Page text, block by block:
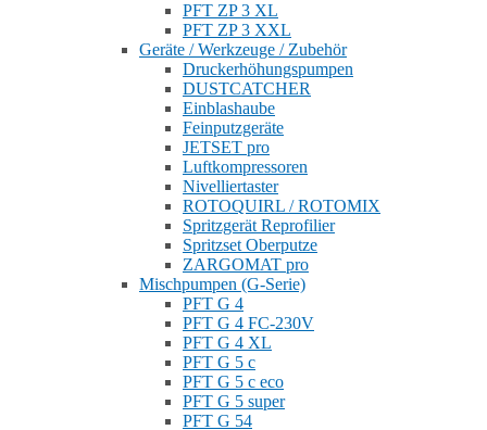
PFT ZP 3 XL
PFT ZP 3 XXL
Geräte / Werkzeuge / Zubehör
Druckerhöhungspumpen
DUSTCATCHER
Einblashaube
Feinputzgeräte
JETSET pro
Luftkompressoren
Nivelliertaster
ROTOQUIRL / ROTOMIX
Spritzgerät Reprofilier
Spritzset Oberputze
ZARGOMAT pro
Mischpumpen (G-Serie)
PFT G 4
PFT G 4 FC-230V
PFT G 4 XL
PFT G 5 c
PFT G 5 c eco
PFT G 5 super
PFT G 54